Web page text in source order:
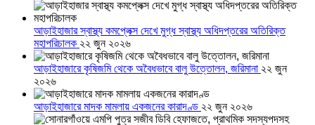
আড়াইহাজার স্বাস্থ্য কমপ্লেক্স দেখে মুগ্ধ স্বাস্থ্য অধিদপ্তরের অতিরিক্ত
মহাপরিচালক ২২ জুন ২০২৬
আড়াইহাজারে কৃষিজমি থেকে অবৈধভাবে বালু উত্তোলন, জরিমানা ২২ জুন
২০২৬
আড়াইহাজারে মাদক মামলায় একজনের কারাদণ্ড ২২ জুন ২০২৬